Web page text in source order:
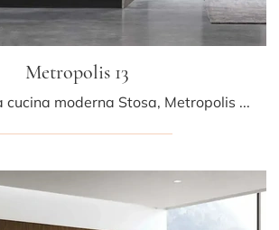
Metropolis 13
Se desideri una cucina moderna Stosa, Metropolis 13 in Pet ti aspetta nel nostro negozio di Cucine Moderne con penisola.